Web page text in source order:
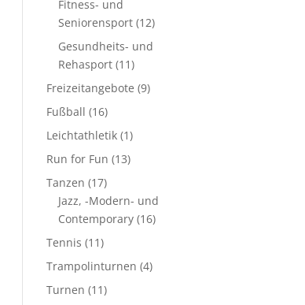
Fitness- und
Seniorensport (12)
Gesundheits- und
Rehasport (11)
Freizeitangebote (9)
Fußball (16)
Leichtathletik (1)
Run for Fun (13)
Tanzen (17)
Jazz, -Modern- und
Contemporary (16)
Tennis (11)
Trampolinturnen (4)
Turnen (11)